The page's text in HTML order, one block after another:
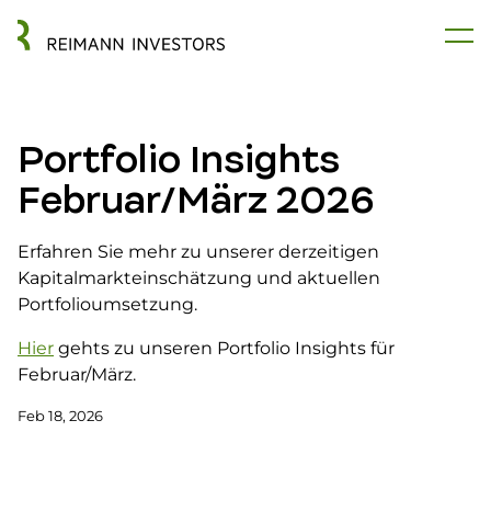
Portfolio Insights
Februar/März 2026
Erfahren Sie mehr zu unserer derzeitigen
Kapitalmarkteinschätzung und aktuellen
Portfolioumsetzung.
Hier gehts zu unseren Portfolio Insights für
Februar/März.
Feb 18, 2026